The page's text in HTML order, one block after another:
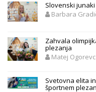
Slovenski
Barbara
Zahvala
plezanja
Matej Ogorevc
Svetovna elita
športnem